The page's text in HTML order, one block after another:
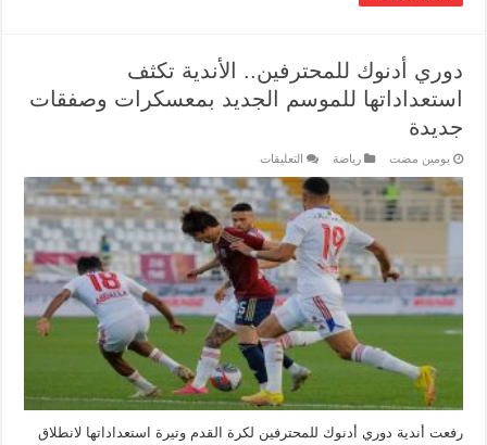
دوري أدنوك للمحترفين.. الأندية تكثف
استعداداتها للموسم الجديد بمعسكرات وصفقات
جديدة
‏يومين مضت رياضة التعليقات
رفعت أندية دوري أدنوك للمحترفين لكرة القدم وتيرة استعداداتها لانطلاق